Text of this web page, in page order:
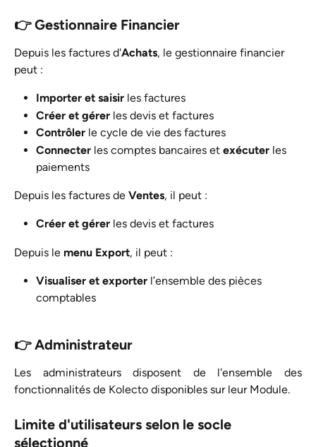
👉 Gestionnaire Financier
Depuis les factures d'Achats, le gestionnaire financier
peut :
Importer et saisir les factures
Créer et gérer les devis et factures
Contrôler le cycle de vie des factures
Connecter les comptes bancaires et exécuter les
paiements
Depuis les factures de Ventes, il peut :
Créer et gérer les devis et factures
Depuis le menu Export, il peut :
Visualiser et exporter l’ensemble des pièces
comptables
👉 Administrateur
Les administrateurs disposent de l'ensemble des
fonctionnalités de Kolecto disponibles sur leur Module.
Limite d'utilisateurs selon le socle
sélectionné